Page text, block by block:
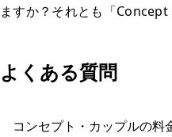
ますか？それとも「
よくある質問
コンセプト・カップルの料